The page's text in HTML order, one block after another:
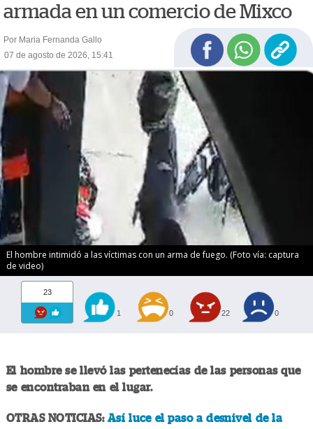
armada en un comercio de Mixco
Por Maria Fernanda Gallo
07 de agosto de 2026, 15:41
El hombre intimidó a las víctimas con un arma de fuego. (Foto vía: captura
de video)
23
1 0 22 0
El hombre se llevó las pertenecías de las personas que
se encontraban en el lugar.
OTRAS NOTICIAS: Así luce el paso a desnivel de la